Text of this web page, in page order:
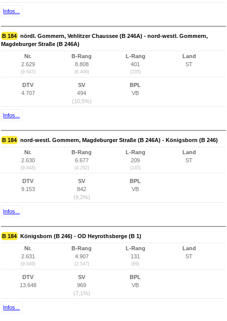
Infos...
B 184 nördl. Gommern, Vehlitzer Chaussee (B 246A) - nord-westl. Gommern,
Magdeburger Straße (B 246A)
Nr.
2.629
(9.647)
B-Rang
8.808
(6.408)
L-Rang
401
(335)
Land
ST
DTV
4.707
SV
494
(10,5%)
BPL
VB
Infos...
B 184 nord-westl. Gommern, Magdeburger Straße (B 246A) - Königsborn (B 246)
Nr.
2.630
(9.648)
B-Rang
6.677
(4.292)
L-Rang
209
(145)
Land
ST
DTV
9.153
SV
842
(9,2%)
BPL
VB
Infos...
B 184 Königsborn (B 246) - OD Heyrothsberge (B 1)
Nr.
2.631
(9.649)
B-Rang
4.907
(2.547)
L-Rang
131
(69)
Land
ST
DTV
13.648
SV
969
(7,1%)
BPL
VB
Infos...